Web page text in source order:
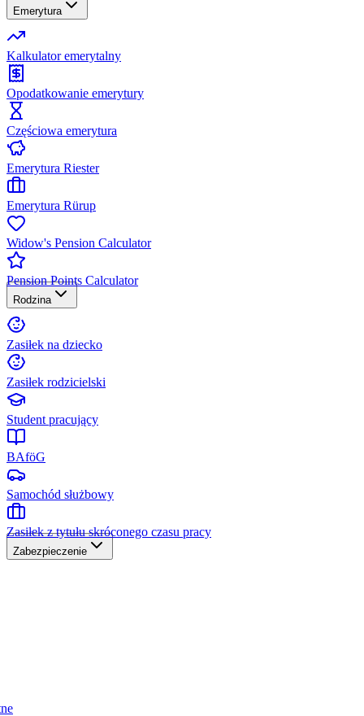
Emerytura
Kalkulator emerytalny
Opodatkowanie emerytury
Częściowa emerytura
Emerytura Riester
Emerytura Rürup
Widow's Pension Calculator
Pension Points Calculator
Rodzina
Zasiłek na dziecko
Zasiłek rodzicielski
Student pracujący
BAföG
Samochód służbowy
Zasiłek z tytułu skróconego czasu pracy
Zabezpieczenie